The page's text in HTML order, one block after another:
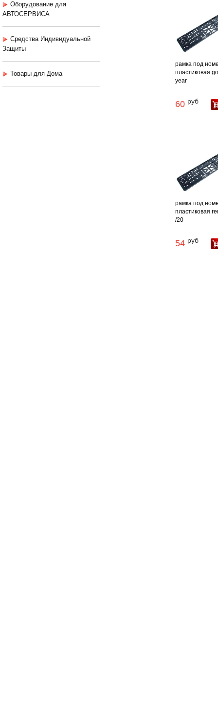
Оборудование для
АВТОСЕРВИСА
Средства Индивидуальной
Защиты
Товары для Дома
рамка под
пластиковая
year
60 руб
рамка под
пластиковая
/20
54 руб